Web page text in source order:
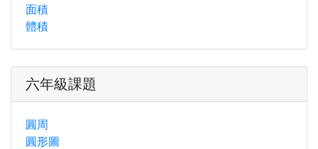
面積
體積
六年級課題
圓周
圓形圖